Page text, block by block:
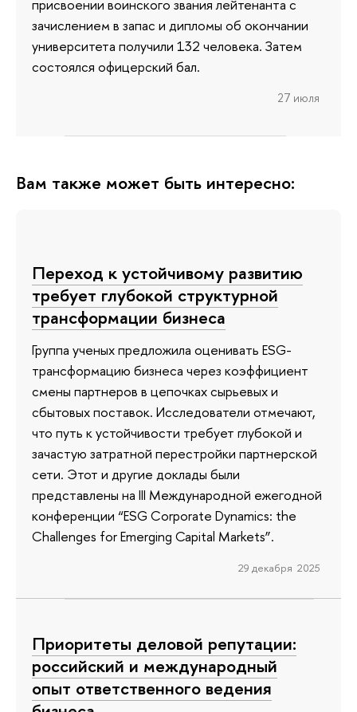
присвоении воинского звания лейтенанта с
зачислением в запас и дипломы об окончании
университета получили 132 человека. Затем
состоялся офицерский бал.
27 июля
Вам также может быть интересно:
Переход к устойчивому развитию
требует глубокой структурной
трансформации бизнеса
Группа ученых предложила оценивать ESG-
трансформацию бизнеса через коэффициент
смены партнеров в цепочках сырьевых и
сбытовых поставок. Исследователи отмечают,
что путь к устойчивости требует глубокой и
зачастую затратной перестройки партнерской
сети. Этот и другие доклады были
представлены на III Международной ежегодной
конференции “ESG Corporate Dynamics: the
Challenges for Emerging Capital Markets”.
29 декабря 2025
Приоритеты деловой репутации:
российский и международный
опыт ответственного ведения